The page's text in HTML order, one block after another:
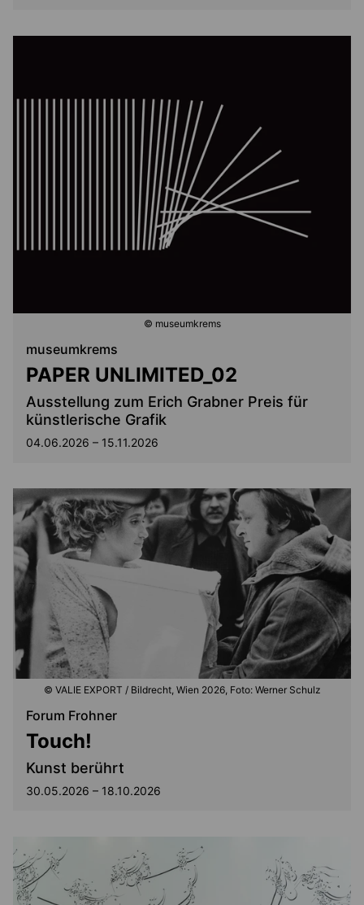
© museumkrems
museumkrems
PAPER UNLIMITED_02
Ausstellung zum Erich Grabner Preis für
künstlerische Grafik
04.06.2026 – 15.11.2026
© VALIE EXPORT / Bildrecht, Wien 2026, Foto: Werner Schulz
Forum Frohner
Touch!
Kunst berührt
30.05.2026 – 18.10.2026